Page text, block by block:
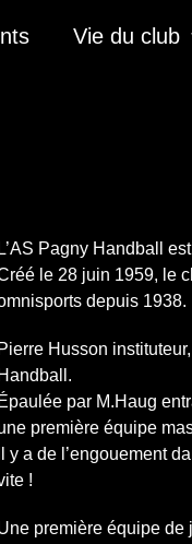
Vie du club
L’AS Pagny Handball
le 28 juin 1959, le
depuis 1938.
Pierre Husson
Handball.
Épaulée par M.Haug
première équipe
Il y a de l’engouement
!
première équipe de